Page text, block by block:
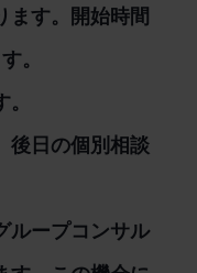
す。開始時間
。
後日の個別相談
ループコンサル